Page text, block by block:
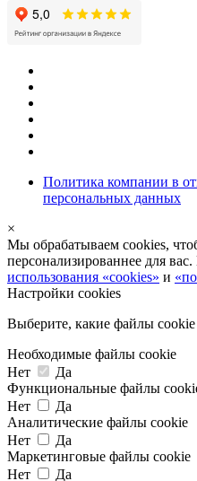
Политика компании в
персональных данных
×
Мы обрабатываем cookies,
персонализированнее для
использования «cookies» и
Настройки cookies
Выберите, какие файлы cookie
Необходимые файлы cookie
Нет
Да
Функциональные файлы
Нет
Да
Аналитические файлы cookie
Нет
Да
Маркетинговые файлы cookie
Нет
Да